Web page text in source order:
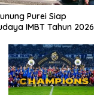
Purei Siap
IMBT Tahun 2026